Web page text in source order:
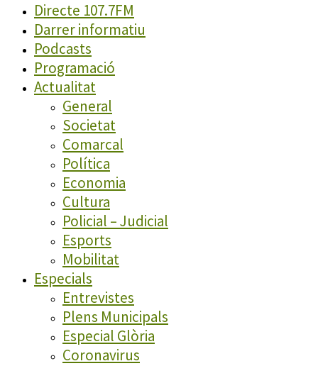
Directe 107.7FM
Darrer informatiu
Podcasts
Programació
Actualitat
General
Societat
Comarcal
Política
Economia
Cultura
Policial – Judicial
Esports
Mobilitat
Especials
Entrevistes
Plens Municipals
Especial Glòria
Coronavirus